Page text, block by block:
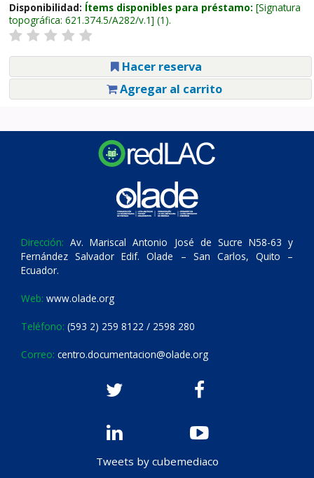
Disponibilidad: Ítems disponibles para préstamo: Signatura
topográfica: 621.374.5/A282/v.1 (1).
Hacer reserva
Agregar al carrito
Dirección: Av. Mariscal Antonio José de Sucre N58-63 y
Fernández Salvador Edif. Olade – San Carlos, Quito –
Ecuador.
Web: www.olade.org
Teléfono: (593 2) 259 8122 / 2598 280
Correo: centro.documentacion@olade.org
Tweets by cubemediaco